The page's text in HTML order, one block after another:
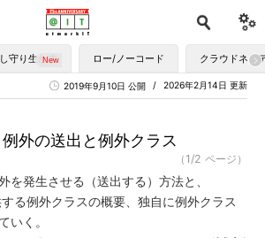
守り生かす ロー/ノーコード クラウドネイ
2026年2月14日 更新
2019年9月10日 公開
例外の送出と例外クラス
（1/2 ページ）
を発生させる（送出する）方法と、
る例外クラスの概要、独自に例外クラス
いく。